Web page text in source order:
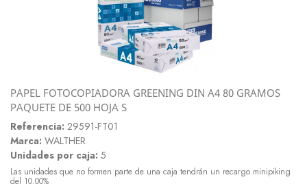
PAPEL FOTOCOPIADORA GREENING DIN A4 80 GRAMOS
PAQUETE DE 500 HOJA S
Referencia: 29591-FT01
Marca: WALTHER
Unidades por caja: 5
Las unidades que no formen parte de una caja tendrán un recargo minipiking
del 10.00%